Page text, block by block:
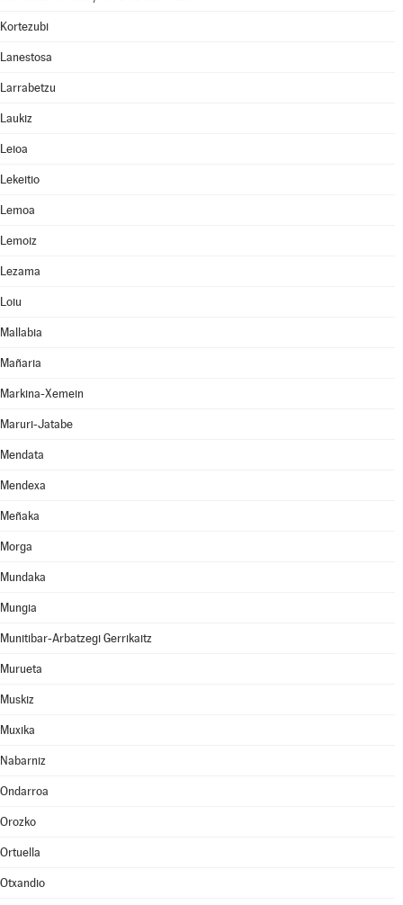
Kortezubi
Lanestosa
Larrabetzu
Laukiz
Leioa
Lekeitio
Lemoa
Lemoiz
Lezama
Loiu
Mallabia
Mañaria
Markina-Xemein
Maruri-Jatabe
Mendata
Mendexa
Meñaka
Morga
Mundaka
Mungia
Munitibar-Arbatzegi Gerrikaitz
Murueta
Muskiz
Muxika
Nabarniz
Ondarroa
Orozko
Ortuella
Otxandio